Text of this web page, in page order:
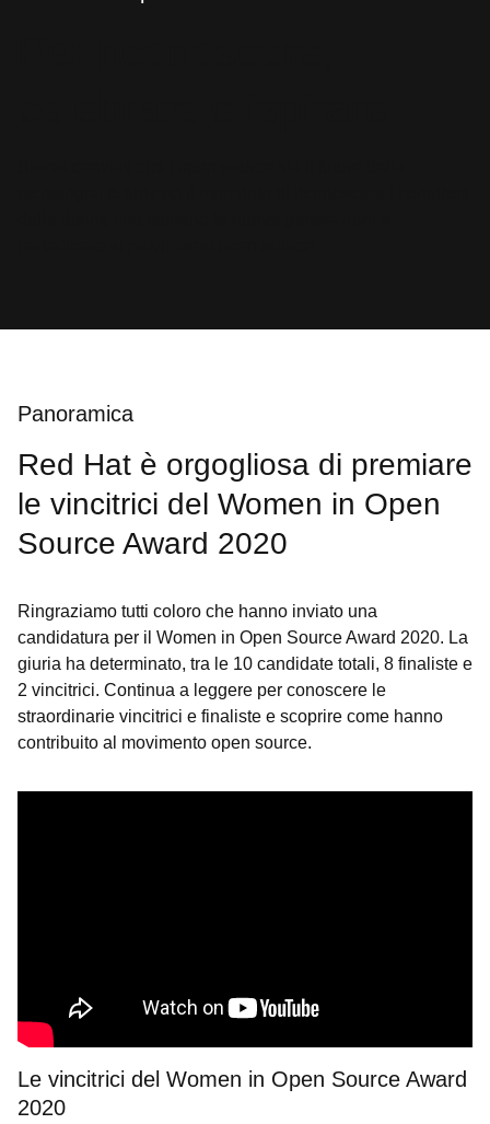
Panoramica
Red Hat è orgogliosa di premiare
le vincitrici del Women in Open
Source Award 2020
Ringraziamo tutti coloro che hanno inviato una
candidatura per il Women in Open Source Award 2020. La
giuria ha determinato, tra le 10 candidate totali, 8 finaliste e
2 vincitrici. Continua a leggere per conoscere le
straordinarie vincitrici e finaliste e scoprire come hanno
contribuito al movimento open source.
Le vincitrici del Women in Open Source Award
2020